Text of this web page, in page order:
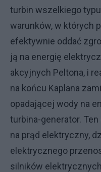
turbin wszelkiego
warunków, w których
efektywnie oddać
ją na energię
akcyjnych Peltona, i
na końcu Kaplana
opadającej wody na
turbina-generator.
na prąd elektryczny,
elektrycznego
silników